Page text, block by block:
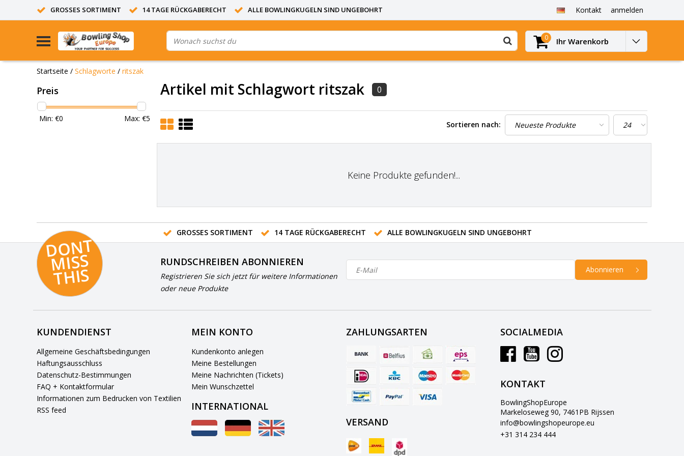
GROSSES SORTIMENT 14 TAGE RÜCKGABERECHT ALLE BOWLINGKUGELN SIND UNGEBOHRT Kontakt anmelden
0 Ihr Warenkorb
Startseite / Schlagworte / ritszak
Preis
Min: €0 Max: €5
Artikel mit Schlagwort ritszak 0
Sortieren nach:
Keine Produkte gefunden!...
GROSSES SORTIMENT 14 TAGE RÜCKGABERECHT ALLE BOWLINGKUGELN SIND UNGEBOHRT
D
O
N
T
MI
S
S
T
HI
S
RUNDSCHREIBEN ABONNIEREN
Registrieren Sie sich jetzt für weitere Informationen
oder neue Produkte
Abonnieren
KUNDENDIENST
Allgemeine Geschäftsbedingungen
Haftungsausschluss
Datenschutz-Bestimmungen
FAQ + Kontaktformular
Informationen zum Bedrucken von Textilien
RSS feed
MEIN KONTO
Kundenkonto anlegen
Meine Bestellungen
Meine Nachrichten (Tickets)
Mein Wunschzettel
INTERNATIONAL
ZAHLUNGSARTEN
VERSAND
SOCIALMEDIA
KONTAKT
BowlingShopEurope
Markeloseweg 90, 7461PB Rijssen
info@bowlingshopeurope.eu
+31 314 234 444